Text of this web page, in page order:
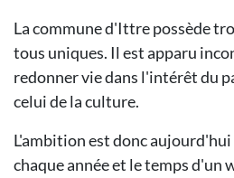
La commune d'Ittre possède
tous uniques. Il est apparu
redonner vie dans l'intérêt du
celui de la culture.
L'ambition est donc
chaque année et le temps d'un